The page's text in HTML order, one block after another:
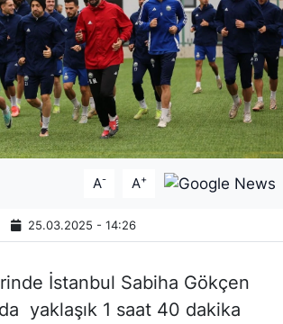
A- A+
25.03.2025 - 14:26
İstanbul Sabiha Gökçen
yaklaşık 1 saat 40 dakika